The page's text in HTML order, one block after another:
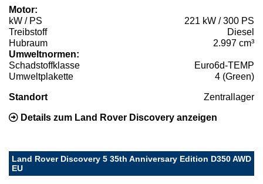
Motor:
kW / PS
221 kW / 300 PS
Treibstoff
Diesel
Hubraum
2.997 cm³
Umweltnormen:
Schadstoffklasse
Euro6d-TEMP
Umweltplakette
4 (Green)
Standort Zentrallager
Details zum Land Rover Discovery anzeigen
Land Rover Discovery 5 35th Anniversary Edition D350 AWD
EU